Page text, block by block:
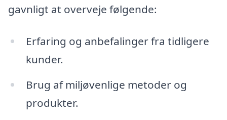
gavnligt at overveje følgende:
Erfaring og anbefalinger fra tidligere
kunder.
Brug af miljøvenlige metoder og
produkter.